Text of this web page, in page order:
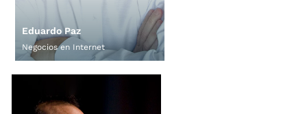
Eduardo Paz
Negocios en Internet